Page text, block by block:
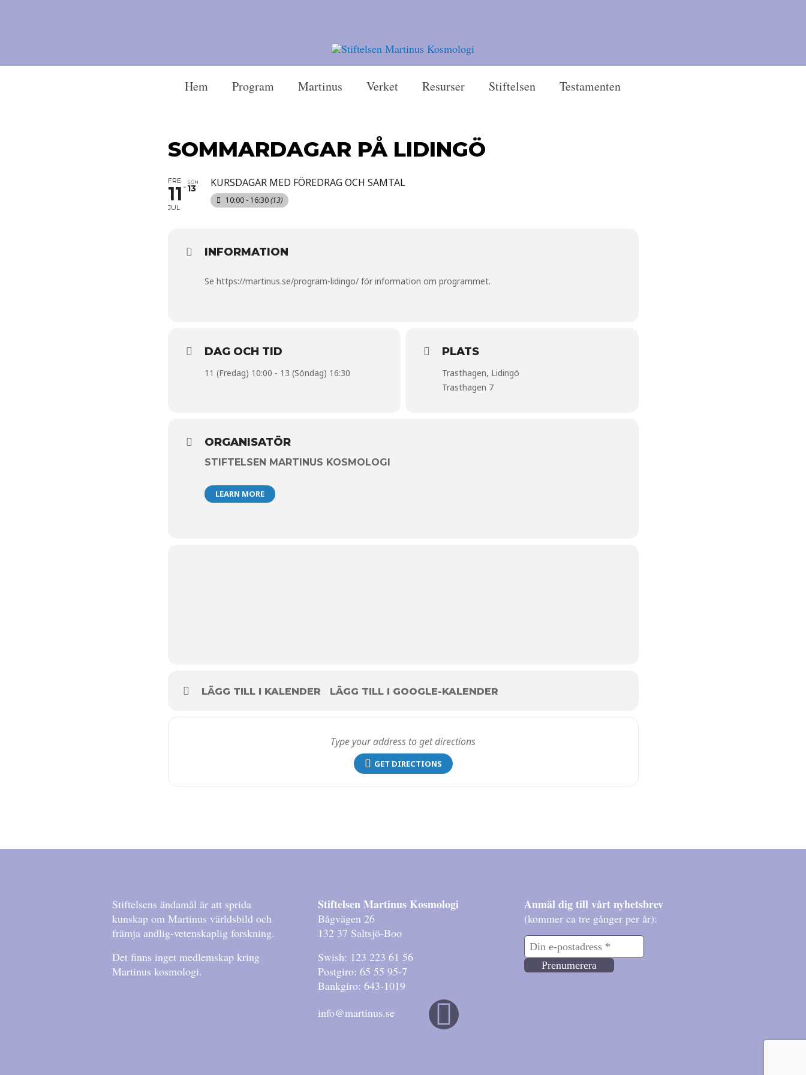
Hem Program Martinus Verket Resurser Stiftelsen Testamenten
SOMMARDAGAR PÅ LIDINGÖ
FRE
11
JUL
SÖN
13 KURSDAGAR MED FÖREDRAG OCH SAMTAL
10:00 - 16:30(13)
INFORMATION
Se https://martinus.se/program-lidingo/för information om programmet.
DAG OCH TID
11 (Fredag) 10:00 - 13 (Söndag) 16:30
PLATS
Trasthagen, Lidingö
Trasthagen 7
ORGANISATÖR
STIFTELSEN MARTINUS KOSMOLOGI
LEARN MORE
LÄGG TILL I KALENDER LÄGG TILL I GOOGLE-KALENDER
GET DIRECTIONS
Stiftelsens ändamål är att sprida
kunskap om Martinus världsbild och
främja andlig-vetenskaplig forskning.
Det finns inget medlemskap kring
Martinus kosmologi.
Stiftelsen Martinus Kosmologi
Bågvägen 26
132 37 Saltsjö-Boo
Swish: 123 223 61 56
Postgiro: 65 55 95-7
Bankgiro: 643-1019
info@martinus.se
Anmäl dig till vårt nyhetsbrev
(kommer ca tre gånger per år):